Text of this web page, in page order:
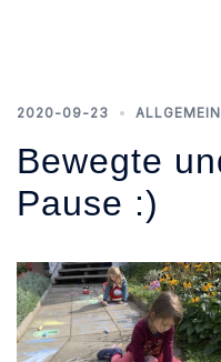
2020-09-23 ALLGEMEIN
Bewegte
Pause :)